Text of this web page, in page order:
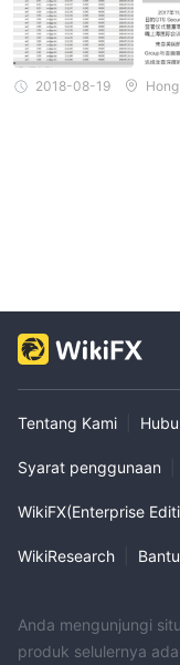
2018-08-19
Tentang Kami
Syarat penggunaan
WikiFX(Enterprise
WikiResearch
Anda mengunjungi
produk selulernya